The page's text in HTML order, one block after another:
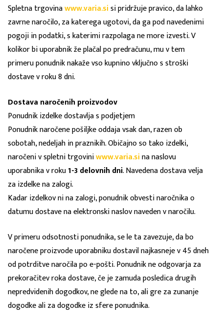
Spletna trgovinawww.varia.sisi pridržuje pravico, da lahko
zavrne naročilo, za katerega ugotovi, da ga pod navedenimi
pogoji in podatki, s katerimi razpolaga ne more izvesti. V
kolikor bi uporabnik že plačal po predračunu, mu v tem
primeru ponudnik nakaže vso kupnino vključno s stroški
dostave v roku 8 dni.
Dostava naročenih proizvodov
Ponudnik izdelke dostavlja s podjetjem
Ponudnik naročene pošiljke oddaja vsak dan, razen ob
sobotah, nedeljah in praznikih. Običajno so tako izdelki,
naročeni v spletni trgoviniwww.varia.sina naslovu
uporabnika v roku1-3 delovnih dni. Navedena dostava velja
za izdelke na zalogi.
Kadar izdelkov ni na zalogi, ponudnik obvesti naročnika o
datumu dostave na elektronski naslov naveden v naročilu.
V primeru odsotnosti ponudnika, se le ta zavezuje, da bo
naročene proizvode uporabniku dostavil najkasneje v 45 dneh
od potrditve naročila po e-pošti. Ponudnik ne odgovarja za
prekoračitev roka dostave, če je zamuda posledica drugih
nepredvidenih dogodkov, ne glede na to, ali gre za zunanje
dogodke ali za dogodke iz sfere ponudnika.